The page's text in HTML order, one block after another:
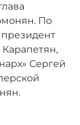
По
Сергей